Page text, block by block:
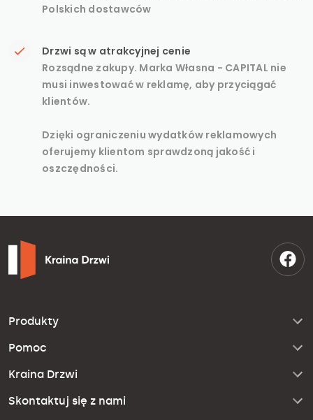
Polskich dostawców
Drzwi są w atrakcyjnej cenie
Rozsądne zakupy. Marka Własna - CAPITAL nie
musi inwestować w reklamę, aby przyciągać
klientów.
Dzięki ograniczeniu wydatków reklamowych
oferujemy klientom sprawdzoną jakość i
oszczędności.
Produkty
Pomoc
Kraina Drzwi
Skontaktuj się z nami